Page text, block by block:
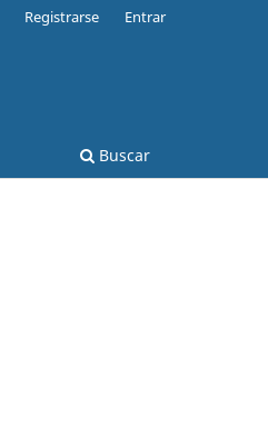
Buscar
Registrarse Entrar